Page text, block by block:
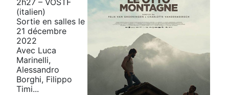
2h27 – VOSTF
(italien)
Sortie en salles le
21 décembre
2022
Avec Luca
Marinelli,
Alessandro
Borghi, Filippo
Timi...